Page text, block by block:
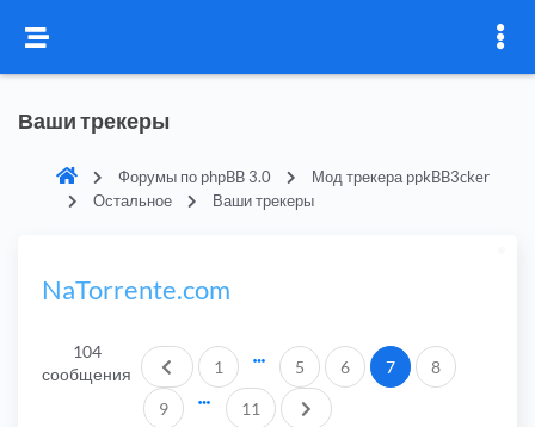
Ваши трекеры
Форумы по phpBB 3.0
Мод трекера ppkBB3cker
Остальное
Ваши трекеры
NaTorrente.com
104
сообщения
Пред.1 5 6 7 8
9 11 След.